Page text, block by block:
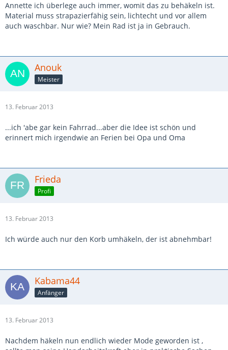
Annette ich überlege auch immer, womit das zu behäkeln ist.
Material muss strapazierfähig sein, lichtecht und vor allem
auch waschbar. Nur wie? Mein Rad ist ja in Gebrauch.
Anouk
Meister
13. Februar 2013
...ich 'abe gar kein Fahrrad...aber die Idee ist schön und
erinnert mich irgendwie an Ferien bei Opa und Oma
Frieda
Profi
13. Februar 2013
Ich würde auch nur den Korb umhäkeln, der ist abnehmbar!
Kabama44
Anfänger
13. Februar 2013
Nachdem häkeln nun endlich wieder Mode geworden ist ,